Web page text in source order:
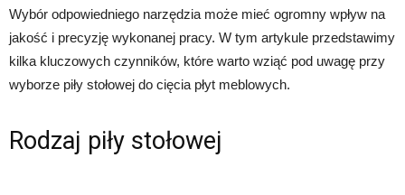
Wybór odpowiedniego narzędzia może mieć ogromny wpływ na
jakość i precyzję wykonanej pracy. W tym artykule przedstawimy
kilka kluczowych czynników, które warto wziąć pod uwagę przy
wyborze piły stołowej do cięcia płyt meblowych.
Rodzaj piły stołowej